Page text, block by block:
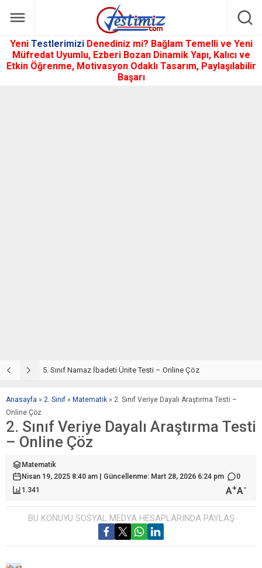
Yeni Testlerimizi Denediniz mi? Bağlam Temelli ve Yeni
Müfredat Uyumlu, Ezberi Bozan Dinamik Yapı, Kalıcı ve
Etkin Öğrenme, Motivasyon Odaklı Tasarım, Paylaşılabilir
Başarı
5. Sınıf Namaz İbadeti Ünite Testi – Online Çöz
Anasayfa » 2. Sınıf » Matematik » 2. Sınıf Veriye Dayalı Araştırma Testi –
Online Çöz
2. Sınıf Veriye Dayalı Araştırma Testi
– Online Çöz
Matematik
Nisan 19, 2025 8:40 am | Güncellenme: Mart 28, 2026 6:24 pm
0
1.341
A+A-
BU KONUYU SOSYAL MEDYA HESAPLARINDA PAYLAŞ